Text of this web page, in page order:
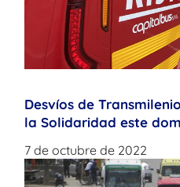
Desvíos de
la Solidaridad este
7 de octubre de 2022